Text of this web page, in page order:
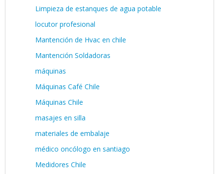
Limpieza de estanques de agua potable
locutor profesional
Mantención de Hvac en chile
Mantención Soldadoras
máquinas
Máquinas Café Chile
Máquinas Chile
masajes en silla
materiales de embalaje
médico oncólogo en santiago
Medidores Chile